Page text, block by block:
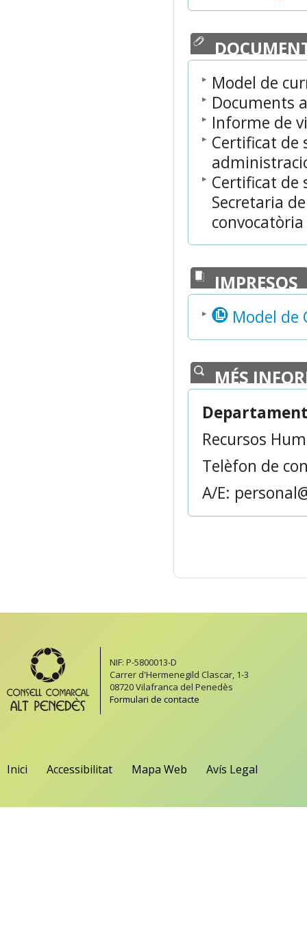
Model de
Documents
Informe de
Certificat de
Certificat de
Secretaria
IMPRESOS
Model
MÉS
Recursos
Telèfon de
A/E:
NIF: P-5800013-D
Carrer d'Hermenegild Clascar, 1-3
08720 Vilafranca del Penedès
Formulari de contacte
Inici Accessibilitat Mapa Web Avís Legal